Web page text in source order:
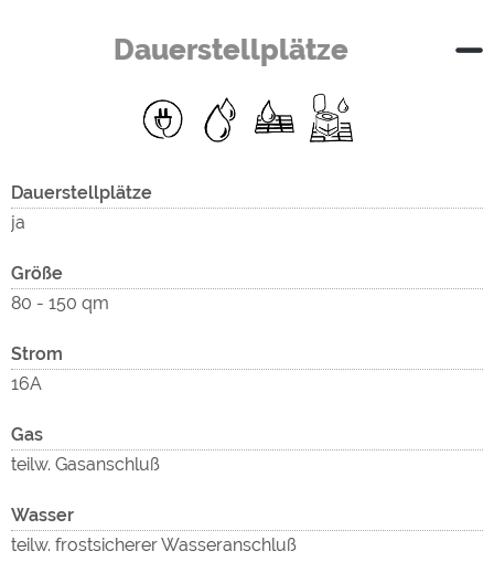
Dauerstellplätze
Dauerstellplätze
ja
Größe
80 - 150 qm
Strom
16A
Gas
teilw. Gasanschluß
Wasser
teilw. frostsicherer Wasseranschluß